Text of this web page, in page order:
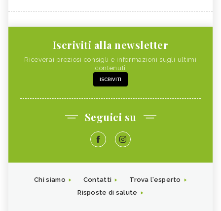
Iscriviti alla newsletter
Riceverai preziosi consigli e informazioni sugli ultimi
contenuti
ISCRIVITI
Seguici su
Chi siamo Contatti
Trova l'esperto
Risposte di salute